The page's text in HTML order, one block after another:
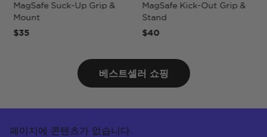
MagSafe Suck-Up Grip &
Mount
$35
MagSafe Kick-Out Grip &
Stand
$40
베스트셀러 쇼핑
페이지에 콘텐츠가 없습니다.